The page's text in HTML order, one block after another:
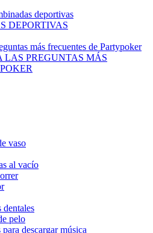
DEPORTIVAS
LAS PREGUNTAS MÁS
vaso
al vacío
dentales
pelo
descargar música